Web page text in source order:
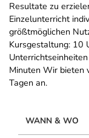
Resultate zu
Einzelunterricht
größtmöglichen
Kursgestaltung: 10
Minuten Wir bieten
Tagen an.
WANN & WO